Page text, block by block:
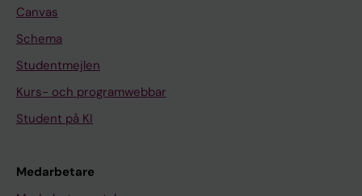
Canvas
Schema
Studentmejlen
Kurs- och programwebbar
Student på KI
Medarbetare